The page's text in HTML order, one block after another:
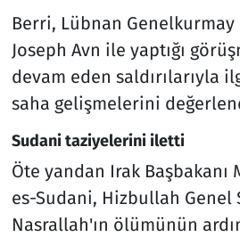
Berri, Lübnan Genelkurmay
Joseph Avn ile yaptığı
devam eden saldırılarıyla
saha gelişmelerini
Sudani taziyelerini iletti
Öte yandan Irak Başbakanı
es-Sudani, Hizbullah Genel
Nasrallah'ın ölümünün